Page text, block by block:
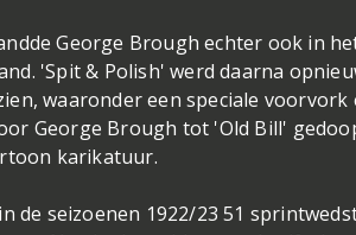
George Brough echter ook in
'Spit & Polish' werd daarna
waaronder een speciale
George Brough tot 'Old Bill'
karikatuur.
de seizoenen 1922/23 51